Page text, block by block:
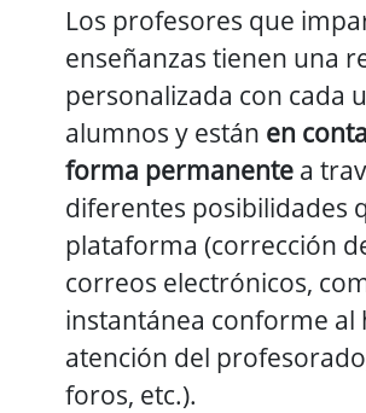
Los profesores que
enseñanzas tienen una
personalizada con cada
alumnos y están en
forma permanente a
diferentes posibilidades
plataforma (corrección
correos electrónicos,
instantánea conforme al
atención del
foros, etc.).